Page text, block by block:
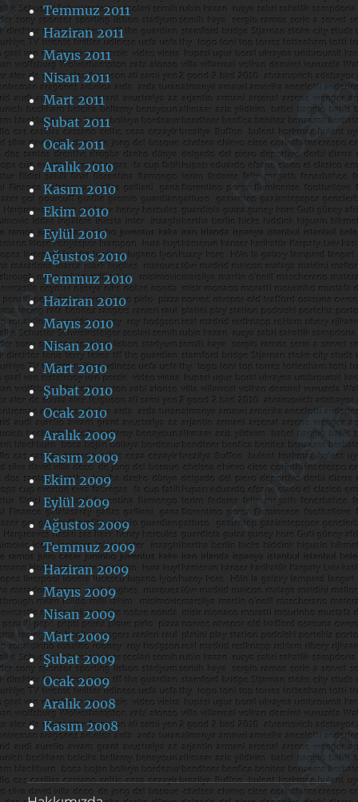
Temmuz 2011
Haziran 2011
Mayıs 2011
Nisan 2011
Mart 2011
Şubat 2011
Ocak 2011
Aralık 2010
Kasım 2010
Ekim 2010
Eylül 2010
Ağustos 2010
Temmuz 2010
Haziran 2010
Mayıs 2010
Nisan 2010
Mart 2010
Şubat 2010
Ocak 2010
Aralık 2009
Kasım 2009
Ekim 2009
Eylül 2009
Ağustos 2009
Temmuz 2009
Haziran 2009
Mayıs 2009
Nisan 2009
Mart 2009
Şubat 2009
Ocak 2009
Aralık 2008
Kasım 2008